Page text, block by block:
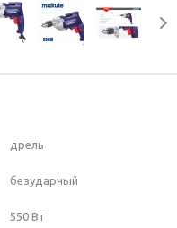
дрель
безударный
550 Вт